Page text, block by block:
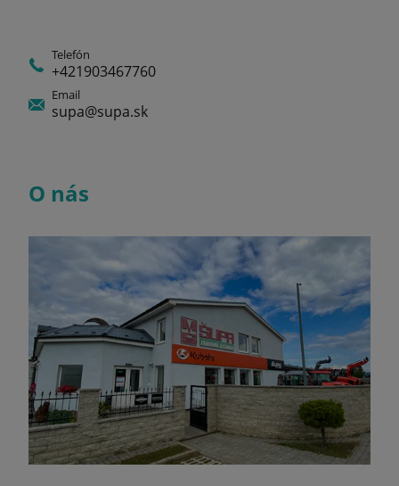
Telefón
+421903467760
Email
supa@supa.sk
O nás